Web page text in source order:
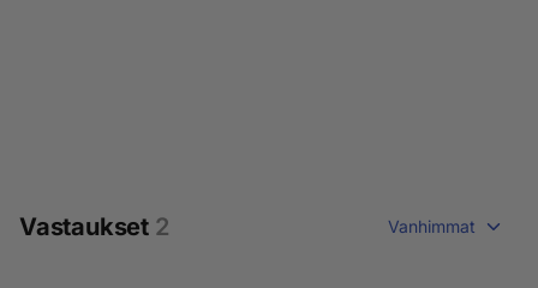
Vastaukset 2 Vanhimmat